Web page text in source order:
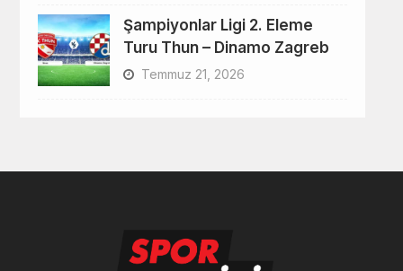
Şampiyonlar Ligi 2. Eleme
Turu Thun – Dinamo Zagreb
Temmuz 21, 2026